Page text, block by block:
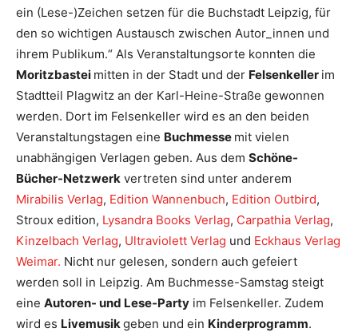
ein (Lese-)Zeichen setzen für die Buchstadt Leipzig, für
den so wichtigen Austausch zwischen Autor_innen und
ihrem Publikum.“ Als Veranstaltungsorte konnten die
Moritzbastei mitten in der Stadt und der Felsenkeller im
Stadtteil Plagwitz an der Karl-Heine-Straße gewonnen
werden. Dort im Felsenkeller wird es an den beiden
Veranstaltungstagen eine Buchmesse mit vielen
unabhängigen Verlagen geben. Aus dem Schöne-
Bücher-Netzwerk vertreten sind unter anderem
Mirabilis Verlag, Edition Wannenbuch, Edition Outbird,
Stroux edition, Lysandra Books Verlag, Carpathia Verlag,
Kinzelbach Verlag, Ultraviolett Verlag und Eckhaus Verlag
Weimar. Nicht nur gelesen, sondern auch gefeiert
werden soll in Leipzig. Am Buchmesse-Samstag steigt
eine Autoren- und Lese-Party im Felsenkeller. Zudem
wird es Livemusikgeben und ein Kinderprogramm.